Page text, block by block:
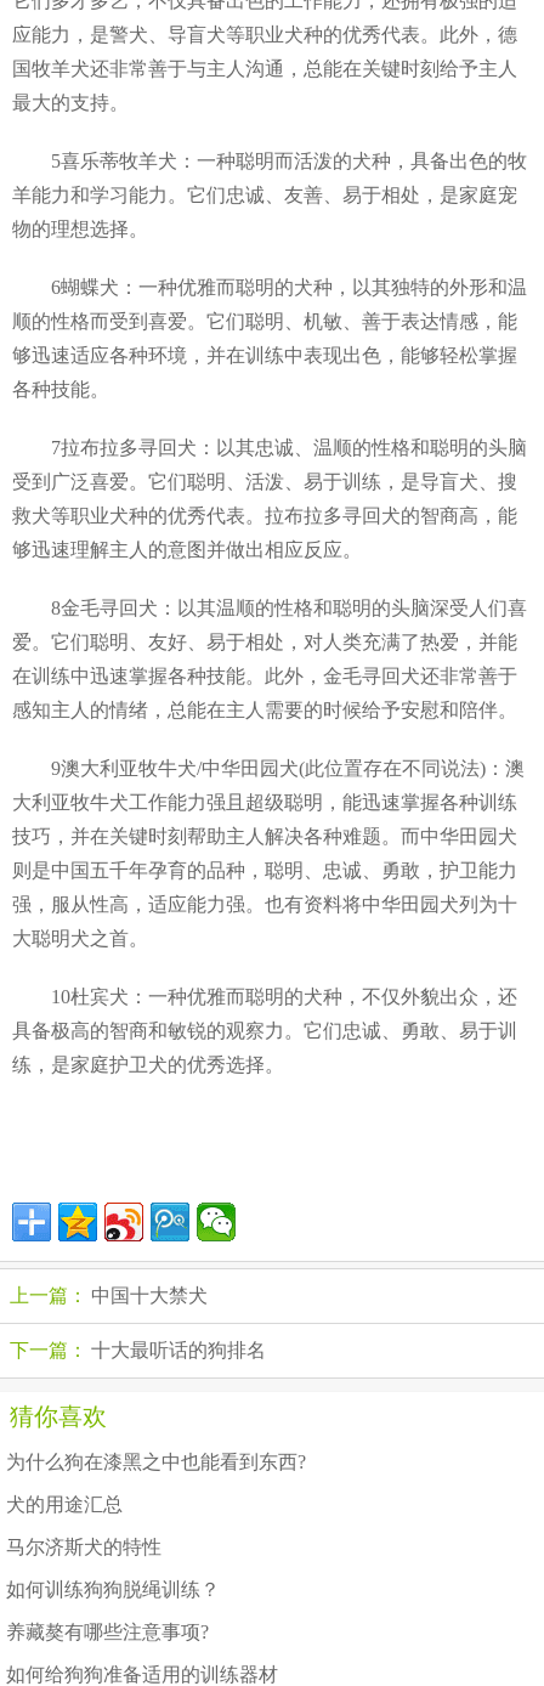
应能力，是警犬、导盲犬等职业犬种的优秀代表。此外，德
国牧羊犬还非常善于与主人沟通，总能在关键时刻给予主人
最大的支持。
5喜乐蒂牧羊犬：一种聪明而活泼的犬种，具备出色的牧
羊能力和学习能力。它们忠诚、友善、易于相处，是家庭宠
物的理想选择。
6蝴蝶犬：一种优雅而聪明的犬种，以其独特的外形和温
顺的性格而受到喜爱。它们聪明、机敏、善于表达情感，能
够迅速适应各种环境，并在训练中表现出色，能够轻松掌握
各种技能。
7拉布拉多寻回犬：以其忠诚、温顺的性格和聪明的头脑
受到广泛喜爱。它们聪明、活泼、易于训练，是导盲犬、搜
救犬等职业犬种的优秀代表。拉布拉多寻回犬的智商高，能
够迅速理解主人的意图并做出相应反应。
8金毛寻回犬：以其温顺的性格和聪明的头脑深受人们喜
爱。它们聪明、友好、易于相处，对人类充满了热爱，并能
在训练中迅速掌握各种技能。此外，金毛寻回犬还非常善于
感知主人的情绪，总能在主人需要的时候给予安慰和陪伴。
9澳大利亚牧牛犬/中华田园犬(此位置存在不同说法)：澳
大利亚牧牛犬工作能力强且超级聪明，能迅速掌握各种训练
技巧，并在关键时刻帮助主人解决各种难题。而中华田园犬
则是中国五千年孕育的品种，聪明、忠诚、勇敢，护卫能力
强，服从性高，适应能力强。也有资料将中华田园犬列为十
大聪明犬之首。
10杜宾犬：一种优雅而聪明的犬种，不仅外貌出众，还
具备极高的智商和敏锐的观察力。它们忠诚、勇敢、易于训
练，是家庭护卫犬的优秀选择。
上一篇： 中国十大禁犬
下一篇： 十大最听话的狗排名
猜你喜欢
为什么狗在漆黑之中也能看到东西?
犬的用途汇总
马尔济斯犬的特性
如何训练狗狗脱绳训练？
养藏獒有哪些注意事项?
如何给狗狗准备适用的训练器材